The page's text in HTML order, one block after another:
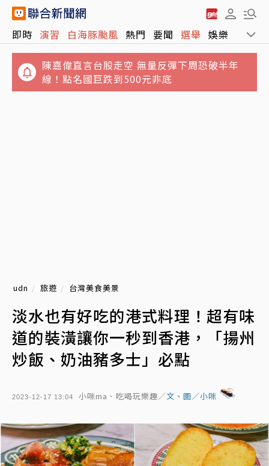
即時 演習 白海豚颱風 熱門 要聞 選舉 娛樂 運動
桃園平鎮驚傳8旬夫殺妻 家人發現緊急報案、
警方調查中
udn 旅遊 台灣美食美景
淡水也有好吃的港式料理！超有味
道的裝潢讓你一秒到香港，「揚州
炒飯、奶油豬多士」必點
2023-12-17 13:04 小咪ma．吃喝玩樂趣／文、圖／小咪